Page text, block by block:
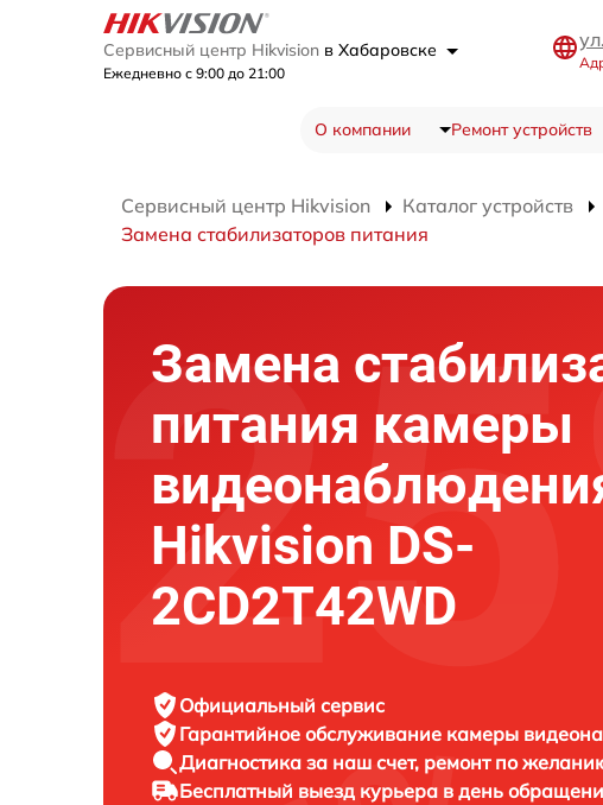
Сервисный центр Hikvision в Хабаровске
Ежедневно с 9:00 до 21:00
О компании Ремонт устройств
Сервисный центр Hikvision Каталог устройств
Замена стабилизаторов питания
Замена
питания камеры
Hikvision DS-
2CD2T42WD
Официальный сервис
Гарантийное обслуживание камеры
Диагностика за наш счет, ремонт по
Бесплатный выезд курьера в день